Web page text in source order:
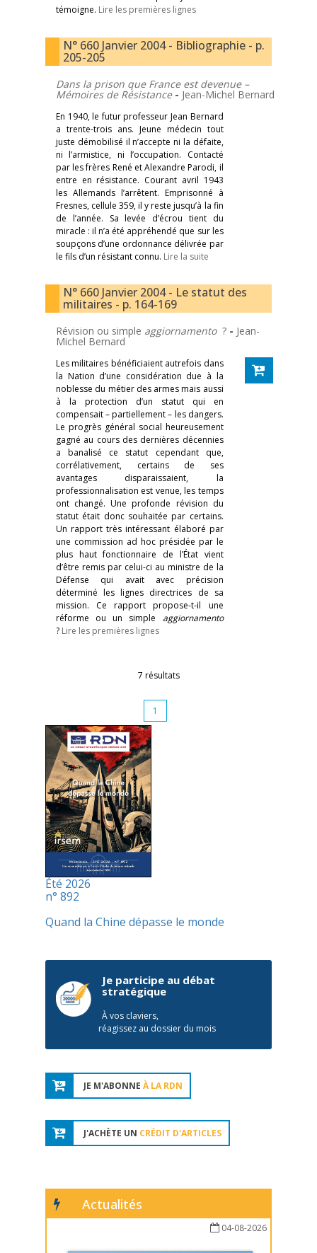
témoigne. Lire les premières lignes
N° 660 Janvier 2004 - Bibliographie - p.
205-205
Dans la prison que France est devenue –
Mémoires de Résistance - Jean-Michel Bernard
En 1940, le futur professeur Jean Bernard
a trente-trois ans. Jeune médecin tout
juste démobilisé il n’accepte ni la défaite,
ni l’armistice, ni l’occupation. Contacté
par les frères René et Alexandre Parodi, il
entre en résistance. Courant avril 1943
les Allemands l’arrêtent. Emprisonné à
Fresnes, cellule 359, il y reste jusqu’à la fin
de l’année. Sa levée d’écrou tient du
miracle : il n’a été appréhendé que sur les
soupçons d’une ordonnance délivrée par
le fils d’un résistant connu. Lire la suite
N° 660 Janvier 2004 - Le statut des
militaires - p. 164-169
Révision ou simple aggiornamento ? - Jean-
Michel Bernard
Les militaires bénéficiaient autrefois dans
la Nation d’une considération due à la
noblesse du métier des armes mais aussi
à la protection d’un statut qui en
compensait – partiellement – les dangers.
Le progrès général social heureusement
gagné au cours des dernières décennies
a banalisé ce statut cependant que,
corrélativement, certains de ses
avantages disparaissaient, la
professionnalisation est venue, les temps
ont changé. Une profonde révision du
statut était donc souhaitée par certains.
Un rapport très intéressant élaboré par
une commission ad hoc présidée par le
plus haut fonctionnaire de l’État vient
d’être remis par celui-ci au ministre de la
Défense qui avait avec précision
déterminé les lignes directrices de sa
mission. Ce rapport propose-t-il une
réforme ou un simple aggiornamento
? Lire les premières lignes
7 résultats
1
Été 2026
n° 892
Quand la Chine dépasse le monde
Je participe au débat
stratégique
À vos claviers,
réagissez au dossier du mois
JE M'ABONNE À LA RDN
J'ACHÈTE UN CRÉDIT D'ARTICLES
Actualités
04-08-2026